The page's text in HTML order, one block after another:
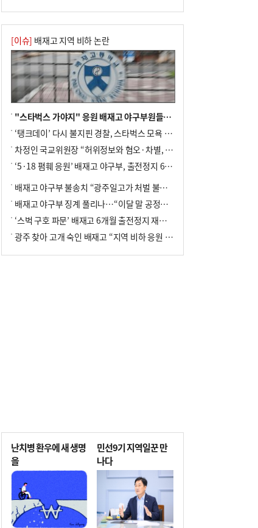
[이슈] 배재고 지역 비하 논란
"스타벅스 가야지" 응원 배재고 야구부원들, 학교서 징계 처분
‘탱크데이’ 다시 불지핀 경찰, 스타벅스 모욕 혐의 압수수색
차정인 국교위원장 “허위정보와 혐오·차별, 학교 교실까지 유입"
‘5·18 폄훼 응원’ 배재고 야구부, 출전정지 6개월→1개월 감경
배재고 야구부 불송치 “광주일고가 처벌 불원 의사 표해”
배재고 야구부 징계 풀리나…“이달 말 공정위서 재심의”
‘스벅 구호 파문’ 배재고 6개월 출전정지 재심 신청키로
광주 찾아 고개 숙인 배재고 “지역 비하 응원 잘못”(종합)
난치병 환우에 새 생명
을
민선9기 지역일꾼 만
나다